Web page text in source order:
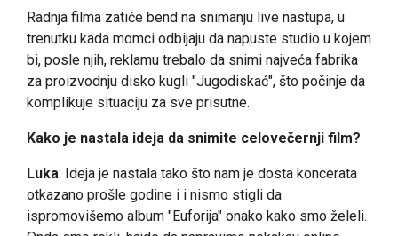
Radnja filma zatiče bend na snimanju live nastupa, u
trenutku kada momci odbijaju da napuste studio u kojem
bi, posle njih, reklamu trebalo da snimi najveća fabrika
za proizvodnju disko kugli "Jugodiskać", što počinje da
komplikuje situaciju za sve prisutne.
Kako je nastala ideja da snimite celovečernji film?
Luka: Ideja je nastala tako što nam je dosta koncerata
otkazano prošle godine i i nismo stigli da
ispromovišemo album "Euforija" onako kako smo želeli.